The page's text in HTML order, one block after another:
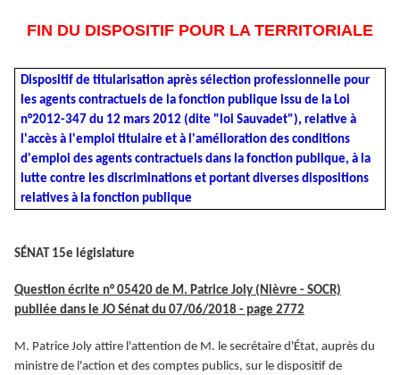
FIN DU DISPOSITIF POUR LA TERRITORIALE
Dispositif de titularisation après sélection professionnelle pour
les agents contractuels de la fonction publique issu de la Loi
n°2012-347 du 12 mars 2012 (dite "loi Sauvadet"), relative à
l'accès à l'emploi titulaire et à l'amélioration des conditions
d'emploi des agents contractuels dans la fonction publique, à la
lutte contre les discriminations et portant diverses dispositions
relatives à la fonction publique
SÉNAT 15e législature
Question écrite n° 05420 de M. Patrice Joly (Nièvre - SOCR)
publiée dans le JO Sénat du 07/06/2018 - page 2772
M. Patrice Joly attire l'attention de M. le secrétaire d'État, auprès du
ministre de l'action et des comptes publics, sur le dispositif de